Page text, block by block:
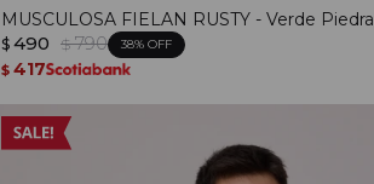
MUSCULOSA FIELAN RUSTY - Verde Piedra
$ 490 $ 790 38
$ 417